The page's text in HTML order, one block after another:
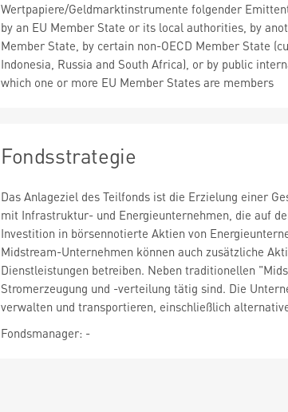
Wertpapiere/Geldmarktinstrumente folgender
by an EU Member State or its local authorities, by
Member State, by certain non-OECD Member State
Indonesia, Russia and South Africa), or by public
which one or more EU Member States are members
Fondsstrategie
Das Anlageziel des Teilfonds ist die Erzielung einer
mit Infrastruktur- und Energieunternehmen, die auf
Investition in börsennotierte Aktien von
Midstream-Unternehmen können auch zusätzliche
Dienstleistungen betreiben. Neben traditionellen
Stromerzeugung und -verteilung tätig sind. Die
verwalten und transportieren, einschließlich
Fondsmanager: -